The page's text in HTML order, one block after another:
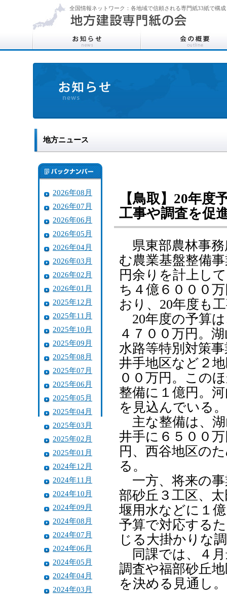
全国情報ネットワーク：各地域で信頼される専門紙33紙で構成
地方ニュース
2026年08月
2026年07月
2026年06月
2026年05月
2026年04月
2026年03月
2026年02月
2026年01月
2025年12月
2025年11月
2025年10月
2025年09月
2025年08月
2025年07月
2025年06月
2025年05月
2025年04月
2025年03月
2025年02月
2025年01月
2024年12月
2024年11月
2024年10月
2024年09月
2024年08月
2024年07月
2024年06月
2024年05月
2024年04月
2024年03月
【鳥取】20年度
工事や調査を促
県東部農林事務
む農業基盤整備
円余りを計上し
ち４億６０００
おり、20年度も
20年度の予算
４７００万円。
水路等特別対策
井手地区など２
００万円。この
整備に１億円。
を見込んでいる。
主な整備は、湖
井手に６５００
円、西谷地区の
る。
一方、将来の事
部砂丘３工区、
堰用水などに１
予算で対応する
じる大掛かりな
同課では、４月
調査や福部砂丘
を決める見通し。